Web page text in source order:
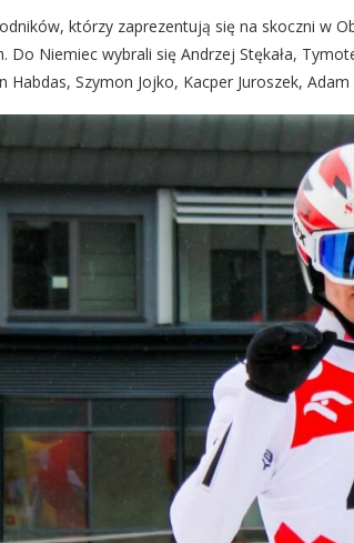
którzy zaprezentują się na skoczni w
Do Niemiec wybrali się Andrzej Stękała,
Habdas, Szymon Jojko, Kacper Juroszek,